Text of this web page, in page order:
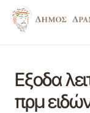
Εξοδα
πρμ